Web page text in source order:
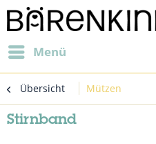
Menü
Übersicht Mützen
Stirnband